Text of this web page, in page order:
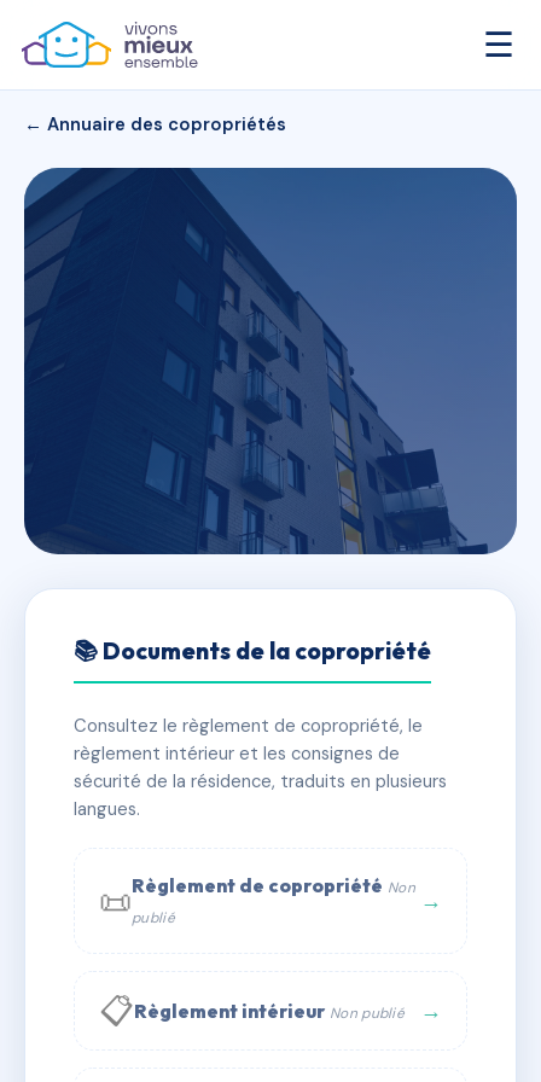
☰
← Annuaire des copropriétés
12 RAMUS - MS158681
✓ Immatriculée 🏠 9 lots 🏗 1 bâtiment(s)
📞 Contacter Syndic Digital
📚 Documents de la copropriété
Consultez le règlement de copropriété, le
règlement intérieur et les consignes de
sécurité de la résidence, traduits en plusieurs
langues.
📜Règlement de copropriété Non
publié
→
📋Règlement intérieur Non publié →